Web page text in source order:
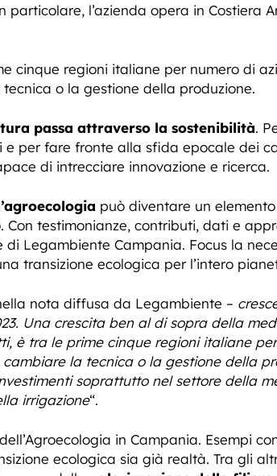
particolare, l’azienda opera in
cinque regioni italiane per numero di
o la gestione della produzione.
passa attraverso la sostenibilità.
per fare fronte alla sfida epocale dei
di intrecciare innovazione e ricerca.
può diventare un
Con testimonianze, contributi, dati e
di Legambiente Campania. Focus la
transizione ecologica per l’intero
nota diffusa da Legambiente –
Una crescita ben al di sopra della
è tra le prime cinque regioni italiane
la tecnica o la gestione della
soprattutto nel settore della
irrigazione“.
in Campania. Esempi
ecologica sia già realtà. Tra gli